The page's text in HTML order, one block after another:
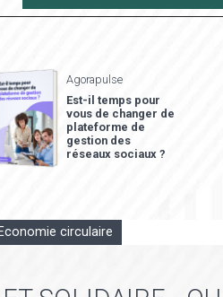
Agorapulse
Est-il temps pour
vous de changer de
plateforme de
gestion des
réseaux sociaux ?
Economie circulaire